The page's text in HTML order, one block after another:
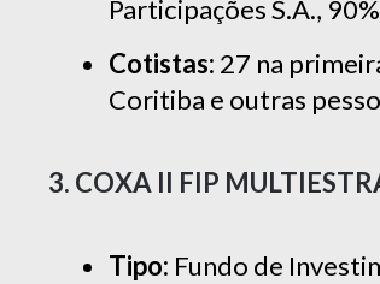
Participações S.A.,
Cotistas: 27 na
Coritiba e outras
3. COXA II FIP
Tipo: Fundo de